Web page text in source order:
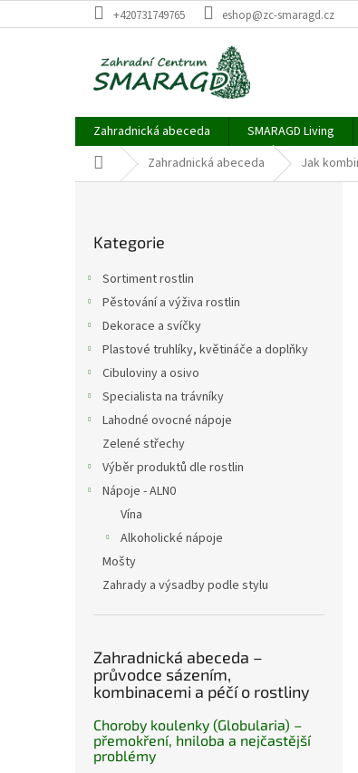
na
+420731749765 eshop@zc-smaragd.cz
Zahradnická abeceda SMARAGD Living
Domů Zahradnická abeceda Jak
kategorie
Kategorie
Sortiment rostlin
Pěstování a výživa rostlin
Dekorace a svíčky
Plastové truhlíky, květináče a doplňky
Cibuloviny a osivo
Specialista na trávníky
Lahodné ovocné nápoje
Zelené střechy
Výběr produktů dle rostlin
Nápoje - ALN0
Vína
Alkoholické nápoje
Mošty
Zahrady a výsadby podle stylu
Zahradnická abeceda –
průvodce sázením,
kombinacemi a péčí o rostliny
Choroby koulenky (Globularia) –
přemokření, hniloba a nejčastější
problémy